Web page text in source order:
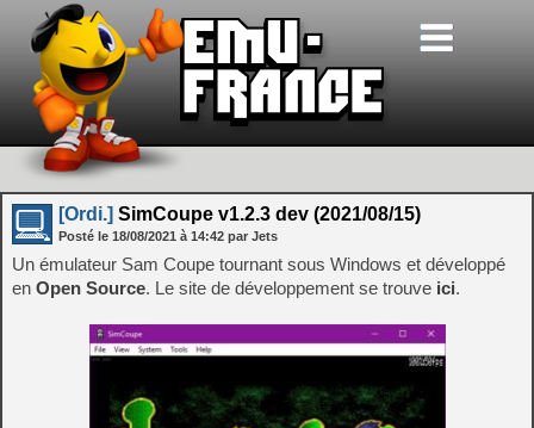
[Ordi.] SimCoupe v1.2.3 dev (2021/08/15)
Posté le 18/08/2021 à 14:42 par Jets
Un émulateur Sam Coupe tournant sous Windows et développé
en Open Source. Le site de développement se trouve ici.